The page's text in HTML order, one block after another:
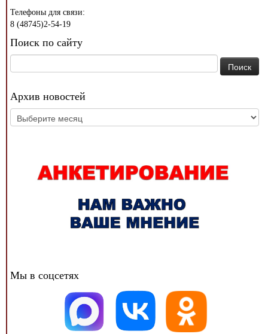
Телефоны для связи:
8 (48745)2-54-19
Поиск по сайту
Архив новостей
Архив
новостей
Мы в соцсетях